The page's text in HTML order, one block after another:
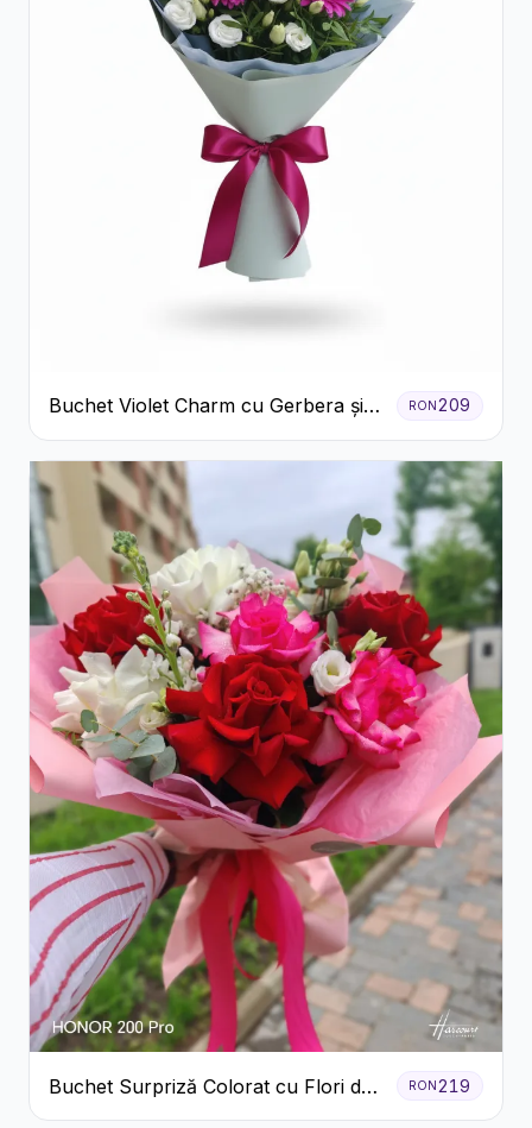
Buchet Violet Charm cu Gerbera și
Lisianthus Alb
RON209
Buchet Surpriză Colorat cu Flori de
Sezon
RON219